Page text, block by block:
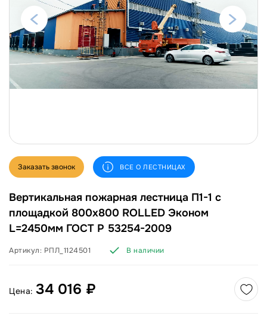
Заказать звонок ВСЕ О ЛЕСТНИЦАХ
Вертикальная пожарная лестница П1-1 с
площадкой 800х800 ROLLED Эконом
L=2450мм ГОСТ Р 53254-2009
Артикул: РПЛ_1124501 В наличии
Цена: 34 016 ₽